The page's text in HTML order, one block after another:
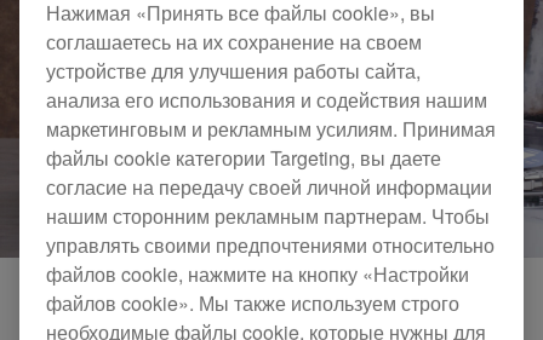
Нажимая «Принять все файлы cookie», вы
соглашаетесь на их сохранение на своем
устройстве для улучшения работы сайта,
анализа его использования и содействия нашим
маркетинговым и рекламным усилиям. Принимая
файлы cookie категории Targeting, вы даете
согласие на передачу своей личной информации
нашим сторонним рекламным партнерам. Чтобы
управлять своими предпочтениями относительно
файлов cookie, нажмите на кнопку «Настройки
файлов cookie». Мы также используем строго
необходимые файлы cookie, которые нужны для